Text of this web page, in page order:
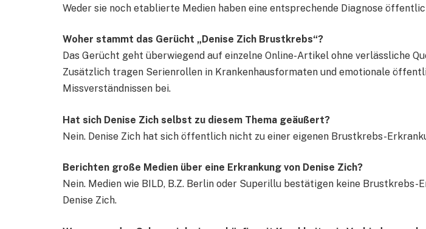
Weder sie noch etablierte Medien haben eine entsprechende Diagnose
Woher stammt das Gerücht „Denise Zich Brustkrebs“?
Das Gerücht geht überwiegend auf einzelne Online-Artikel ohne verlässliche
Zusätzlich tragen Serienrollen in Krankenhausformaten und emotionale
Missverständnissen bei.
Hat sich Denise Zich selbst zu diesem Thema geäußert?
Nein. Denise Zich hat sich öffentlich nicht zu einer eigenen Brustkrebs-
Berichten große Medien über eine Erkrankung von Denise Zich?
Nein. Medien wie BILD, B.Z. Berlin oder Superillu bestätigen keine Brustkrebs-
Denise Zich.